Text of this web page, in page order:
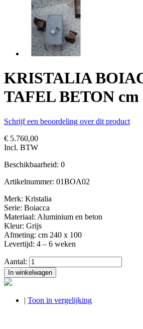
KRISTALIA
TAFEL BETON cm
Schrijf een beoordeling over dit product
€ 5.760,00
Incl. BTW
Beschikbaarheid: 0
Artikelnummer: 01BOA02
Merk: Kristalia
Serie: Boiacca
Materiaal: Aluminium en beton
Kleur: Grijs
Afmeting: cm 240 x 100
Levertijd: 4 – 6 weken
Aantal:
In winkelwagen
| Toon in vergelijking